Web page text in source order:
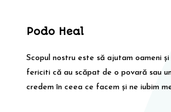
Podo Heal
Scopul nostru este să ajutam oameni
fericiti că au scăpat de o povară sau
credem în ceea ce facem și ne iubim